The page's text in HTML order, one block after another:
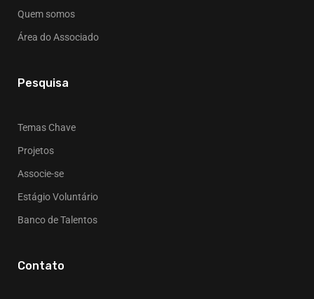
Quem somos
Área do Associado
Pesquisa
Temas Chave
Projetos
Associe-se
Estágio Voluntário
Banco de Talentos
Contato